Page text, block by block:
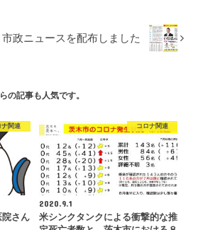
市政ニュースを配布しました
の記事も人気です。
ナ関連
院さん
コロナ関連
2020.9.1
米シンクタンクによる衝撃的な推